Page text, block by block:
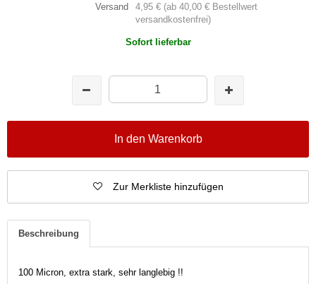
Versand
4,95 € (ab 40,00 € Bestellwert
versandkostenfrei)
Sofort lieferbar
In den Warenkorb
Zur Merkliste hinzufügen
Beschreibung
100 Micron, extra stark, sehr langlebig !!